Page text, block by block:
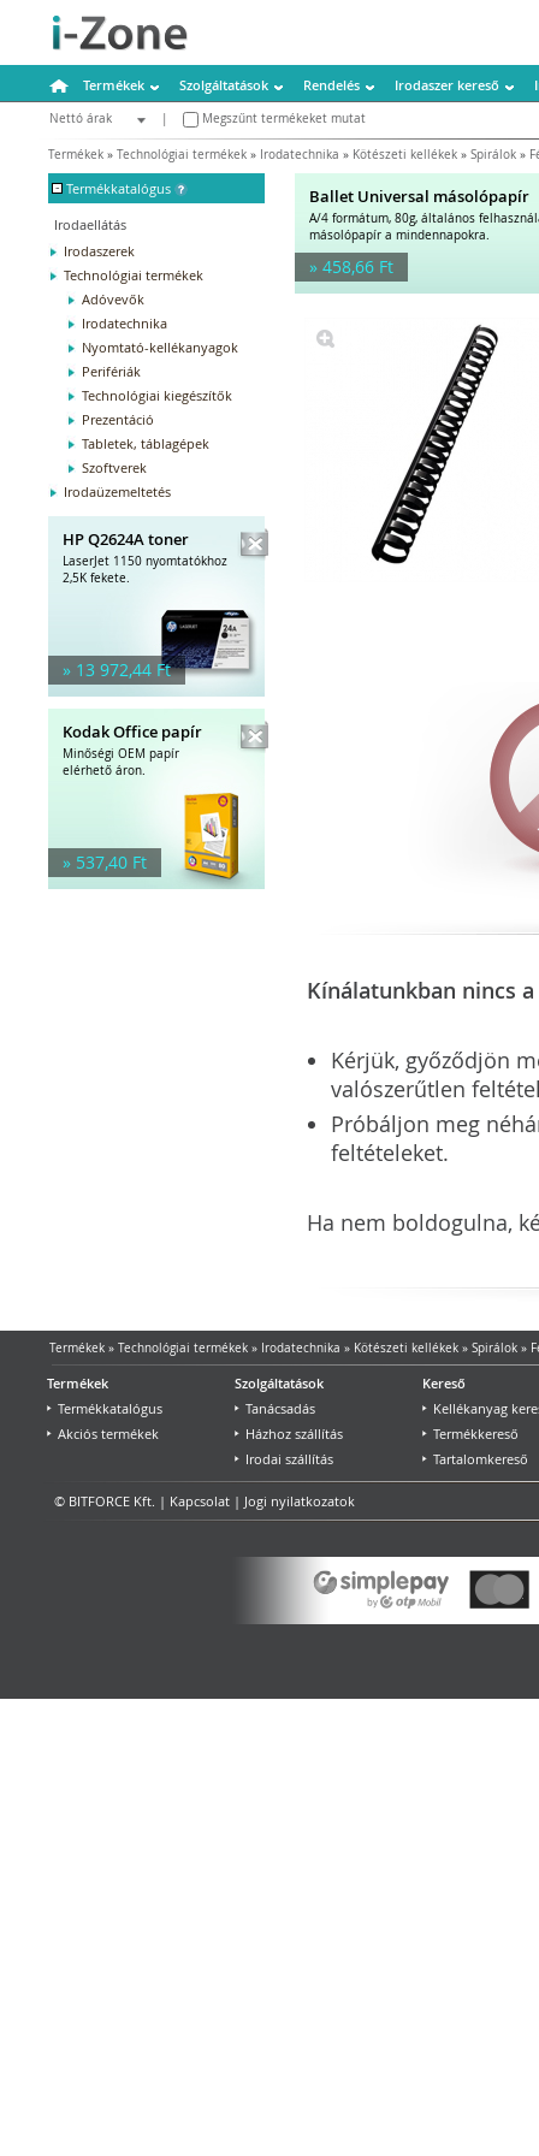
Termékek Szolgáltatások Rendelés Irodaszer kereső
Nettó árak
Megszűnt termékeket mutat
Termékek » Technológiai termékek » Irodatechnika » Kötészeti kellékek » Spirálok »
- Termékkatalógus
Irodaellátás
Irodaszerek
Technológiai termékek
Adóvevők
Irodatechnika
Nyomtató-kellékanyagok
Perifériák
Technológiai kiegészítők
Prezentáció
Tabletek, táblagépek
Szoftverek
Irodaüzemeltetés
HP Q2624A toner
LaserJet 1150 nyomtatókhoz
2,5K fekete.
» 13 972,44 Ft
Kodak Office papír
Minőségi OEM papír
elérhető áron.
» 537,40 Ft
Ballet Universal másolópapír
A/4 formátum, 80g, általános
másolópapír a mindennapokra.
» 458,66 Ft
Kínálatunkban nincs
Kérjük, győződjön
valószerűtlen
Próbáljon meg
feltételeket.
Ha nem boldogulna,
Termékek» Technológiai termékek» Irodatechnika » Kötészeti kellékek» Spirálok»
Termékek
Termékkatalógus
Akciós termékek
Szolgáltatások
Tanácsadás
Házhoz szállítás
Irodai szállítás
Kereső
Kellékanyag
Termékkereső
Tartalomkereső
© BITFORCE Kft. | Kapcsolat | Jogi nyilatkozatok